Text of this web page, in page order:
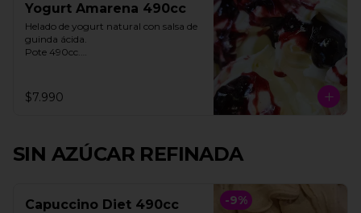
Yogurt Amarena 490cc
Helado de yogurt natural con salsa de
guinda ácida.
Pote 490cc.
$7.990
SIN AZÚCAR REFINADA
-9%
Capuccino Diet 490cc